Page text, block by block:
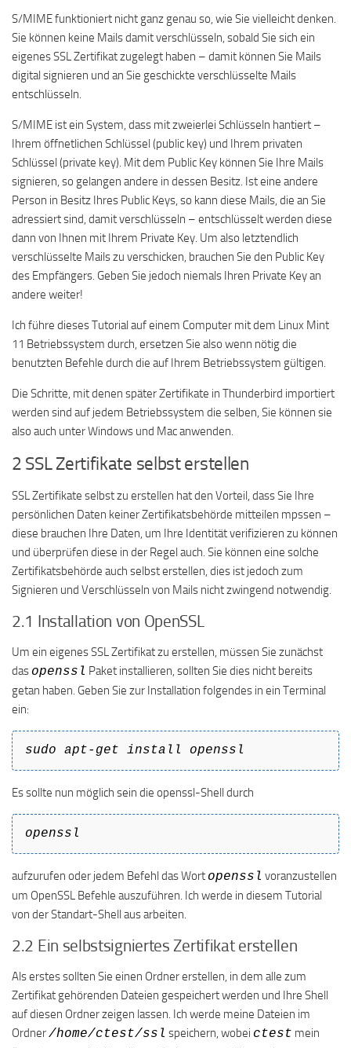
S/MIME funktioniert nicht ganz genau so, wie Sie vielleicht denken.
Sie können keine Mails damit verschlüsseln, sobald Sie sich ein
eigenes SSL Zertifikat zugelegt haben – damit können Sie Mails
digital signieren und an Sie geschickte verschlüsselte Mails
entschlüsseln.
S/MIME ist ein System, dass mit zweierlei Schlüsseln hantiert –
Ihrem öffnetlichen Schlüssel (public key) und Ihrem privaten
Schlüssel (private key). Mit dem Public Key können Sie Ihre Mails
signieren, so gelangen andere in dessen Besitz. Ist eine andere
Person in Besitz Ihres Public Keys, so kann diese Mails, die an Sie
adressiert sind, damit verschlüsseln – entschlüsselt werden diese
dann von Ihnen mit Ihrem Private Key. Um also letztendlich
verschlüsselte Mails zu verschicken, brauchen Sie den Public Key
des Empfängers. Geben Sie jedoch niemals Ihren Private Key an
andere weiter!
Ich führe dieses Tutorial auf einem Computer mit dem Linux Mint
11 Betriebssystem durch, ersetzen Sie also wenn nötig die
benutzten Befehle durch die auf Ihrem Betriebssystem gültigen.
Die Schritte, mit denen später Zertifikate in Thunderbird importiert
werden sind auf jedem Betriebssystem die selben, Sie können sie
also auch unter Windows und Mac anwenden.
2 SSL Zertifikate selbst erstellen
SSL Zertifikate selbst zu erstellen hat den Vorteil, dass Sie Ihre
persönlichen Daten keiner Zertifikatsbehörde mitteilen mpssen –
diese brauchen Ihre Daten, um Ihre Identität verifizieren zu können
und überprüfen diese in der Regel auch. Sie können eine solche
Zertifikatsbehörde auch selbst erstellen, dies ist jedoch zum
Signieren und Verschlüsseln von Mails nicht zwingend notwendig.
2.1 Installation von OpenSSL
Um ein eigenes SSL Zertifikat zu erstellen, müssen Sie zunächst
das openssl Paket installieren, sollten Sie dies nicht bereits
getan haben. Geben Sie zur Installation folgendes in ein Terminal
ein:
sudo apt-get install openssl
Es sollte nun möglich sein die openssl-Shell durch
openssl
aufzurufen oder jedem Befehl das Wort openssl voranzustellen
um OpenSSL Befehle auszuführen. Ich werde in diesem Tutorial
von der Standart-Shell aus arbeiten.
2.2 Ein selbstsigniertes Zertifikat erstellen
Als erstes sollten Sie einen Ordner erstellen, in dem alle zum
Zertifikat gehörenden Dateien gespeichert werden und Ihre Shell
auf diesen Ordner zeigen lassen. Ich werde meine Dateien im
Ordner/home/ctest/ssl speichern, wobei ctest mein